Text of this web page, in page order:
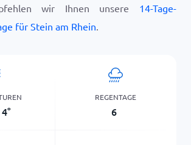
wir Ihnen unsere 14-Tage-
für Stein am Rhein.
4°
REGENTAGE
6